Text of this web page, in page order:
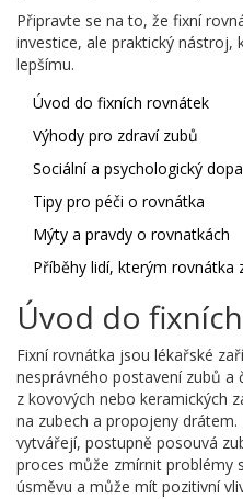
Připravte se na to, že fixní
investice, ale praktický
lepšímu.
Úvod do fixních rovnátek
Výhody pro zdraví zubů
Sociální a psychologický
Tipy pro péči o rovnátka
Mýty a pravdy o rovnatkách
Příběhy lidí, kterým rovnátka
Úvod do
Fixní rovnátka jsou lékařské
nesprávného postavení zubů a
z kovových nebo keramických
na zubech a propojeny
vytvářejí, postupně posouvá
proces může zmírnit problémy
úsměvu a může mít pozitivní